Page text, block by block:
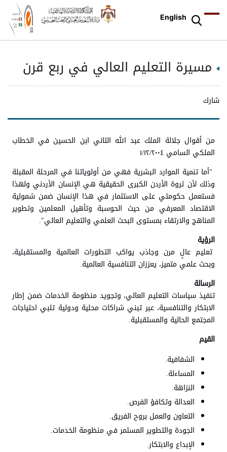
English
مسيرة التعليم العالي في ربع قرن
شارك
من أقوال جلالة الملك عبد الله الثاني ابن الحسين في الخطاب
الملكي السامي ١/١٢/٢٠٠٤
"أما تنمية الموارد البشرية فهي من أولوياتنا في المرحلة المقبلة
وذلك لأن ثروة الأردن الكبرى الحقيقية هي الإنسان الأردني ولهذا
فستعمل حكومتي على الاستثمار في هذا الإنسان ضمن شمولية
الاقتصاد المعرفي من حيث الحوسبة وتأهيل المعلمين وتطوير
المناهج والارتقاء بمستوى البحث العلمي والتعليم العالي".
الرؤية
تعليم عالٍ مرن وجاذب يواكب التطورات العالمية والمستقبلية،
وبحث علمي متميز، يعززان التنافسية العالمية.
الرسالة
تنفيذ سياسات التعليم العالي، وتجويد منظومة الخدمات ضمن إطار
الابتكار والتنافسية، عبر تبني شراكات محلية ودولية تلبي احتياجات
المجتمع الحالية والمستقبلية.
القيم
الشفافية.
المساءلة.
النزاهة.
العدالة وتكافؤ الفرص.
التعاون والعمل بروح الفريق.
الجودة والتطوير المستمر في منظومة الخدمات.
الإبداع والابتكار.